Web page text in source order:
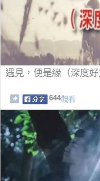
遇見，便是緣（深度好
644觀看